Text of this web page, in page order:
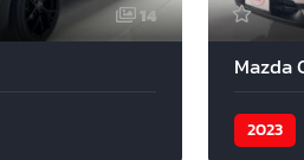
14
Mazda
2023